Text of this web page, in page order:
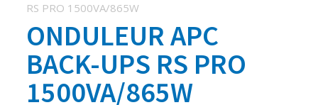
RS PRO 1500VA/865W
ONDULEUR APC
BACK-UPS RS PRO
1500VA/865W